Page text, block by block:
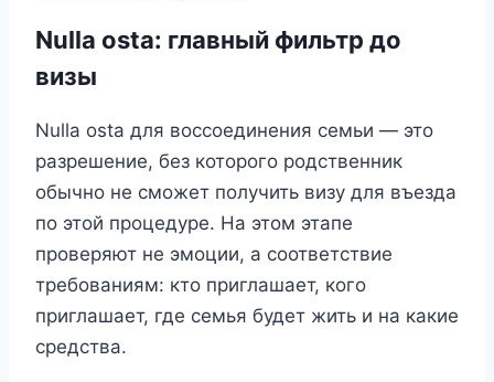
Nulla osta: главный фильтр до
визы
Nulla osta для воссоединения семьи — это
разрешение, без которого родственник
обычно не сможет получить визу для въезда
по этой процедуре. На этом этапе
проверяют не эмоции, а соответствие
требованиям: кто приглашает, кого
приглашает, где семья будет жить и на какие
средства.